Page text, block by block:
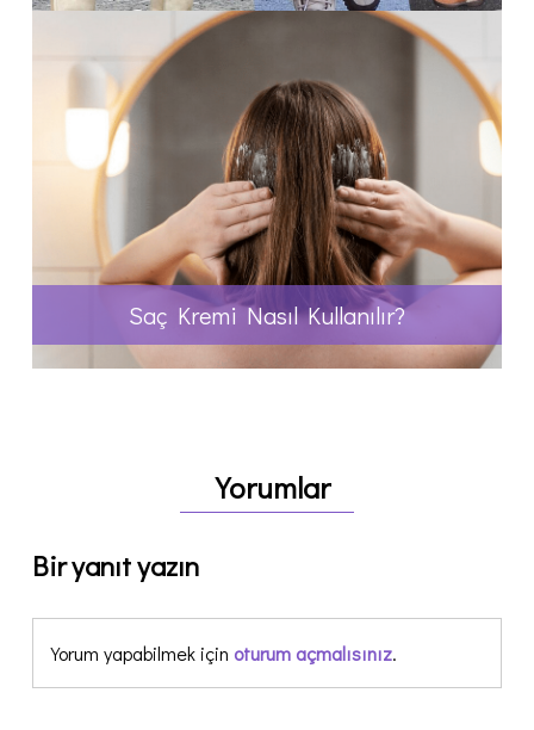
Saç Kremi Nasıl Kullanılır?
Yorumlar
Bir yanıt yazın
Yorum yapabilmek için oturum açmalısınız.